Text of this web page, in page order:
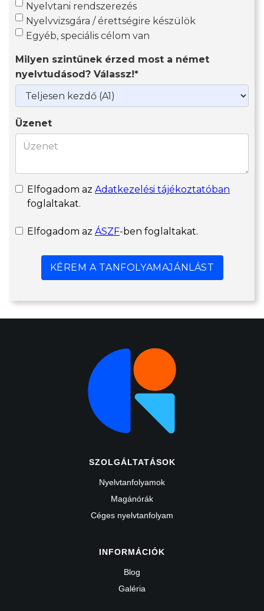
Nyelvtani rendszerezés
Nyelvvizsgára / érettségire készülök
Egyéb, speciális célom van
Milyen szintűnek érzed most a német
nyelvtudásod? Válassz!*
Üzenet
Elfogadom az Adatkezelési tájékoztatóban
foglaltakat.
Elfogadom az ÁSZF-ben foglaltakat.
SZOLGÁLTATÁSOK
Nyelvtanfolyamok
Magánórák
Céges nyelvtanfolyam
INFORMÁCIÓK
Blog
Galéria